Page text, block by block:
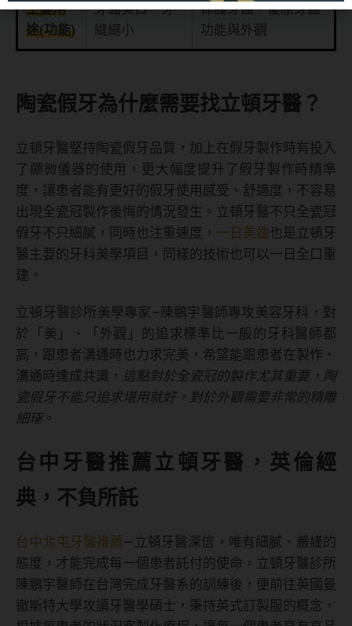
主要用
途(功能)
牙齒美白、牙
縫縮小
保護牙齒，復原牙齒
功能與外觀
陶瓷假牙為什麼需要找立頓牙醫？
立頓牙醫堅持陶瓷假牙品質，加上在假牙製作時有投入
了顯微儀器的使用，更大幅度提升了假牙製作時精準
度，讓患者能有更好的假牙使用感受、舒適度，不容易
出現全瓷冠製作後悔的情況發生。立頓牙醫不只全瓷冠
假牙不只細膩，同時也注重速度， 一日美齒也是立頓牙
醫主要的牙科美學項目，同樣的技術也可以一日全口重
建。
立頓牙醫診所美學專家–陳鵬宇醫師專攻美容牙科，對
於「美」、「外觀」的追求標準比一般的牙科醫師都
高，跟患者溝通時也力求完美，希望能跟患者在製作、
溝通時達成共識， 這點對於全瓷冠的製作尤其重要，陶
瓷假牙不能只追求堪用就好，對於外觀需要非常的精雕
細琢。
台中牙醫推薦立頓牙醫，英倫經
典，不負所託
台中北屯牙醫推薦—立頓牙醫深信，唯有細膩、嚴謹的
態度，才能完成每一個患者託付的使命，立頓牙醫診所
陳鵬宇醫師在台灣完成牙醫系的訓練後，便前往英國曼
徹斯特大學攻讀牙醫學碩士，秉持英式訂製服的概念，